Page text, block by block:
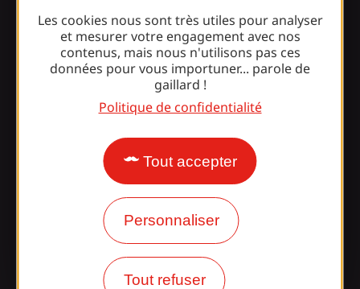
Les cookies nous sont très utiles pour analyser
et mesurer votre engagement avec nos
contenus, mais nous n'utilisons pas ces
données pour vous importuner... parole de
gaillard !
Politique de confidentialité
Tout accepter
Personnaliser
Tout refuser
Surpris par notre design ?
Nos horaires d'ouverture
Accès et transports
Nos brochures
Rejoignez la
bande Gaillarde !